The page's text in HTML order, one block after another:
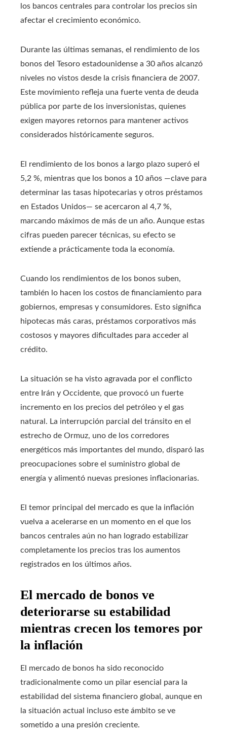
los bancos centrales para controlar los precios sin
afectar el crecimiento económico.
Durante las últimas semanas, el rendimiento de los
bonos del Tesoro estadounidense a 30 años alcanzó
niveles no vistos desde la crisis financiera de 2007.
Este movimiento refleja una fuerte venta de deuda
pública por parte de los inversionistas, quienes
exigen mayores retornos para mantener activos
considerados históricamente seguros.
El rendimiento de los bonos a largo plazo superó el
5,2 %, mientras que los bonos a 10 años —clave para
determinar las tasas hipotecarias y otros préstamos
en Estados Unidos— se acercaron al 4,7 %,
marcando máximos de más de un año. Aunque estas
cifras pueden parecer técnicas, su efecto se
extiende a prácticamente toda la economía.
Cuando los rendimientos de los bonos suben,
también lo hacen los costos de financiamiento para
gobiernos, empresas y consumidores. Esto significa
hipotecas más caras, préstamos corporativos más
costosos y mayores dificultades para acceder al
crédito.
La situación se ha visto agravada por el conflicto
entre Irán y Occidente, que provocó un fuerte
incremento en los precios del petróleo y el gas
natural. La interrupción parcial del tránsito en el
estrecho de Ormuz, uno de los corredores
energéticos más importantes del mundo, disparó las
preocupaciones sobre el suministro global de
energía y alimentó nuevas presiones inflacionarias.
El temor principal del mercado es que la inflación
vuelva a acelerarse en un momento en el que los
bancos centrales aún no han logrado estabilizar
completamente los precios tras los aumentos
registrados en los últimos años.
El mercado de bonos ve
deteriorarse su estabilidad
mientras crecen los temores por
la inflación
El mercado de bonos ha sido reconocido
tradicionalmente como un pilar esencial para la
estabilidad del sistema financiero global, aunque en
la situación actual incluso este ámbito se ve
sometido a una presión creciente.